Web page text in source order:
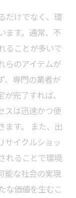
だけでなく、環
ます。通常、不
ることが多いで
らのアイテムが
、専門の業者が
完了すれば、
スは迅速かつ便
ます。 また、出
サイクルショッ
れることで環境
能な社会の実現
な価値を生むこ